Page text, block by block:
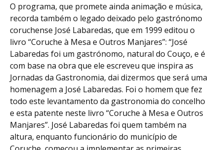
O programa, que promete ainda animação e música,
recorda também o legado deixado pelo gastrónomo
coruchense José Labaredas, que em 1999 editou o
livro “Coruche à Mesa e Outros Manjares”: “José
Labaredas foi um gastrónomo, natural do Couço, e é
com base na obra que ele escreveu que inspira as
Jornadas da Gastronomia, dai dizermos que será uma
homenagem a José Labaredas. Foi o homem que fez
todo este levantamento da gastronomia do concelho
e esta patente neste livro “Coruche à Mesa e Outros
Manjares”. José Labaredas foi quem também na
altura, enquanto funcionário do município de